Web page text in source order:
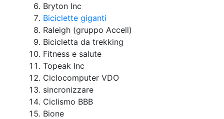
Bryton Inc
Biciclette giganti
Raleigh (gruppo Accell)
Bicicletta da trekking
Fitness e salute
Topeak Inc
Ciclocomputer VDO
sincronizzare
Ciclismo BBB
Bione